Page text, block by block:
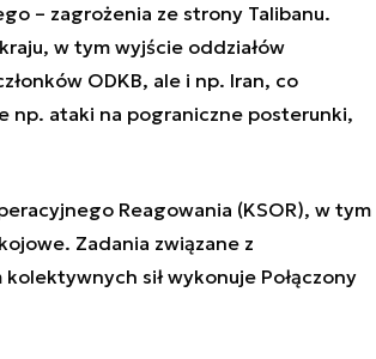
– zagrożenia ze strony Talibanu.
w tym wyjście oddziałów
ODKB, ale i np. Iran, co
np. ataki na pograniczne posterunki,
Reagowania (KSOR), w tym
Zadania związane z
sił wykonuje Połączony